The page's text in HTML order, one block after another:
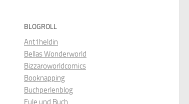
BLOGROLL
Ant1heldin
Bellas Wonderworld
Bizzaroworldcomics
Booknapping
Buchperlenblog
Eule und Buch